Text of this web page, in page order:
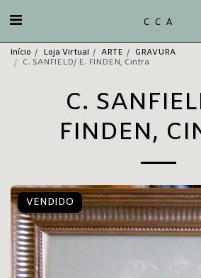
C C A
Início Loja Virtual ARTE
GRAVURA
C. SANFIELD/ E. FINDEN, Cintra
C.
FINDEN,
VENDIDO